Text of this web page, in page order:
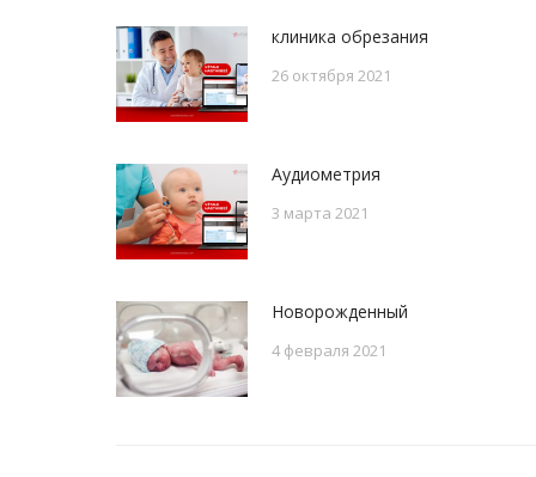
клиника обрезания
26 октября 2021
Аудиометрия
3 марта 2021
Новорожденный
4 февраля 2021